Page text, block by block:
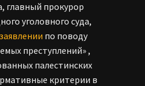
главный прокурор
уголовного суда,
заявлении по поводу
преступлений»,
палестинских
критерии в